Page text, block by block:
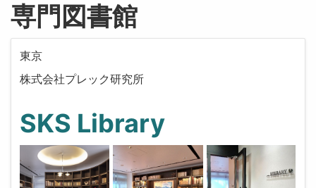
専門図書館
東京
株式会社プレック研究所
SKS Library